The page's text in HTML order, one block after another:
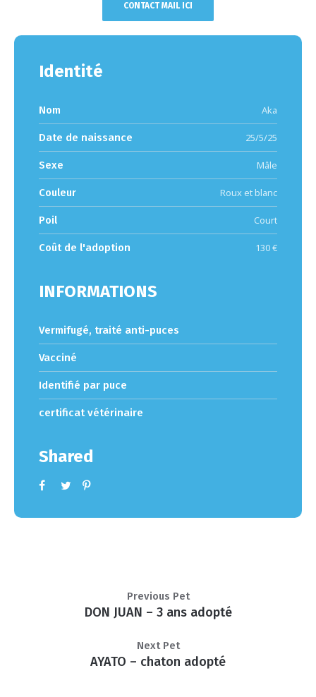
CONTACT MAIL ICI
Identité
Nom Aka
Date de naissance 25/5/25
Sexe Mâle
Couleur Roux et blanc
Poil Court
Coût de l'adoption 130 €
INFORMATIONS
Vermifugé, traité anti-puces
Vacciné
Identifié par puce
certificat vétérinaire
Shared
DON JUAN – 3 ans adopté
Previous Pet
AYATO – chaton adopté
Next Pet